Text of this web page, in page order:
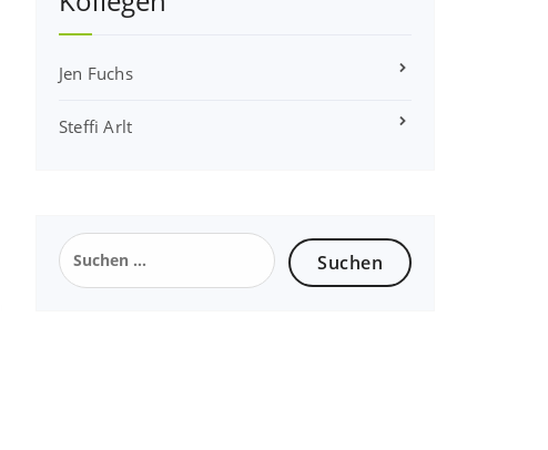
Jen Fuchs
Steffi Arlt
Suchen
nach: